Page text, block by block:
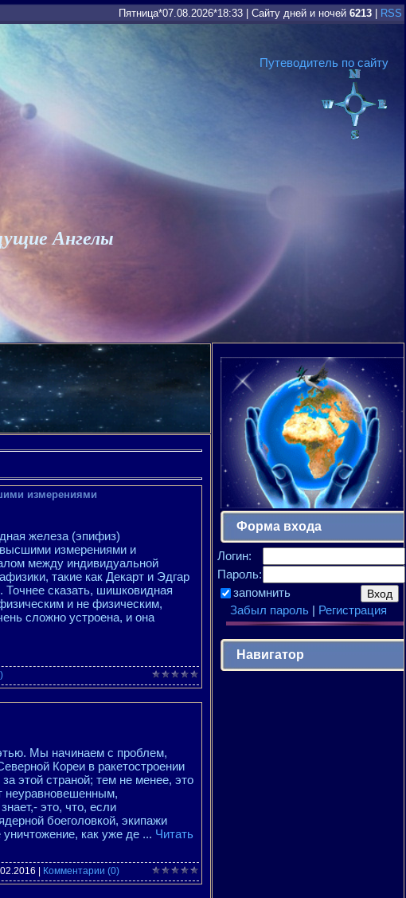
Пятница*07.08.2026*18:33 Сайту дней и ночей 6213 RSS
Путеводитель по сайту
Ангелы
измерениями
железа (эпифиз)
измерениями и
между индивидуальной
такие как Декарт и Эдгар
Точнее сказать, шишковидная
и не физическим,
сложно устроена, и она
Мы начинаем с проблем,
Кореи в ракетостроении
этой страной; тем не менее, это
неуравновешенным,
это, что, если
боеголовкой, экипажи
как уже де ... Читать
Комментарии (0)
Форма входа
Логин:
Пароль:
запомнить
Забыл пароль| Регистрация
Навигатор